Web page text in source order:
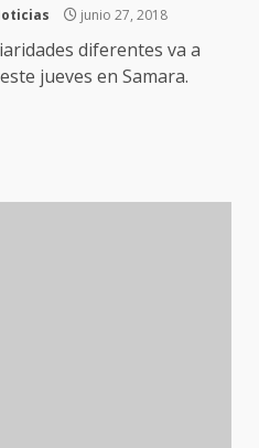
junio 27, 2018
diferentes va a
jueves en Samara.